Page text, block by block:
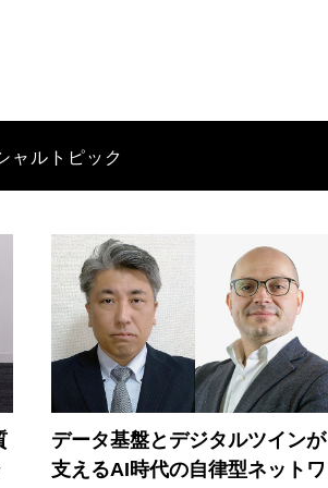
ャルトピック
データ基盤とデジタルツインが
支えるAI時代の自律型ネットワ